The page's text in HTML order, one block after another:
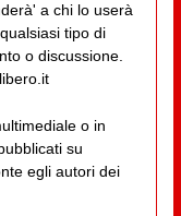
a chi lo userà
tipo di
o discussione.
o in
su
egli autori dei